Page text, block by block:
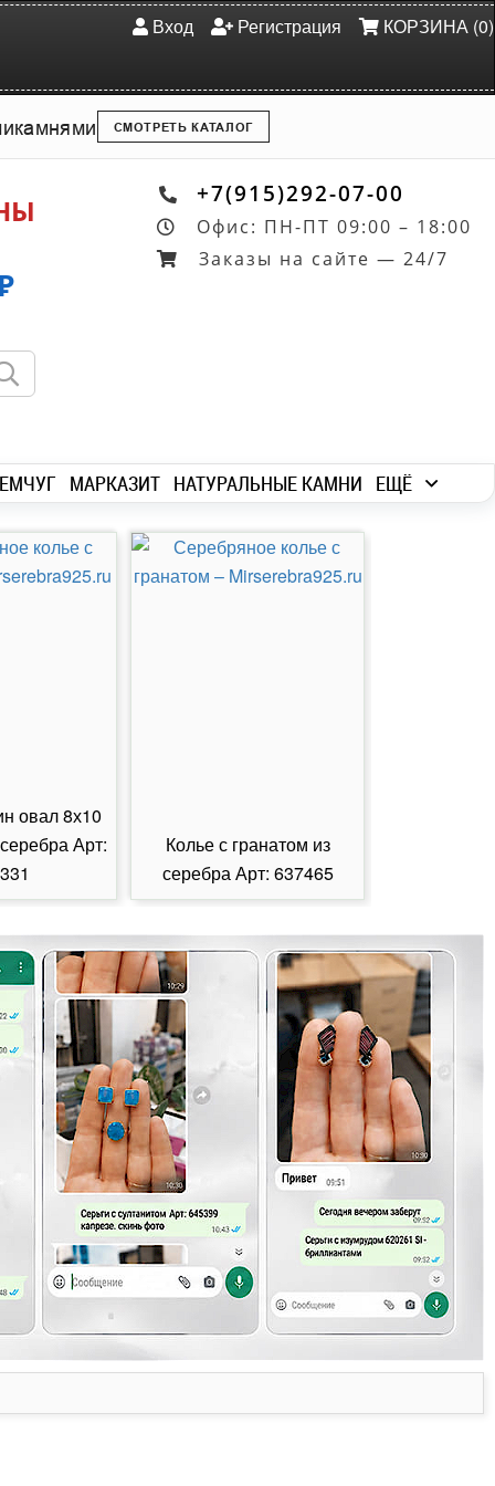
Вход Регистрация КОРЗИНА (0)
камнями СМОТРЕТЬ КАТАЛОГ
+7(915)292-07-00
Офис: ПН-ПТ 09:00 – 18:00
Заказы на сайте — 24/7
МАРКАЗИТ НАТУРАЛЬНЫЕ КАМНИ ЕЩЁ
овал 8х10
Арт:
Колье с гранатом из
серебра Арт: 637465